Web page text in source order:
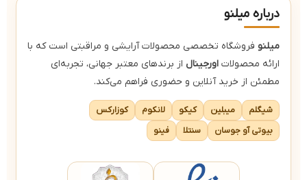
درباره میلنو
میلنو فروشگاه تخصصی محصولات آرایشی و مراقبتی است که با
ارائه محصولات اورجینال از برندهای معتبر جهانی، تجربه‌ای
مطمئن از خرید آنلاین و حضوری فراهم می‌کند.
شیگلم میبلین کیکو لانکوم
کوزارکس
بیوتی آو جوسان
سنتلا فینو